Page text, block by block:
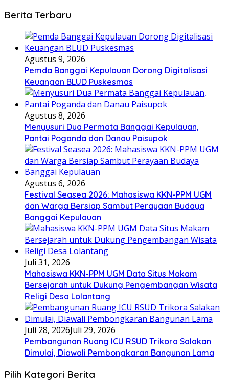
Berita Terbaru
Agustus 9, 2026
Pemda Banggai Kepulauan Dorong Digitalisasi
Keuangan BLUD Puskesmas
Agustus 8, 2026
Menyusuri Dua Permata Banggai Kepulauan,
Pantai Poganda dan Danau Paisupok
Agustus 6, 2026
Festival Seasea 2026: Mahasiswa KKN-PPM UGM
dan Warga Bersiap Sambut Perayaan Budaya
Banggai Kepulauan
Juli 31, 2026
Mahasiswa KKN-PPM UGM Data Situs Makam
Bersejarah untuk Dukung Pengembangan Wisata
Religi Desa Lolantang
Juli 28, 2026Juli 29, 2026
Pembangunan Ruang ICU RSUD Trikora Salakan
Dimulai, Diawali Pembongkaran Bangunan Lama
Pilih Kategori Berita